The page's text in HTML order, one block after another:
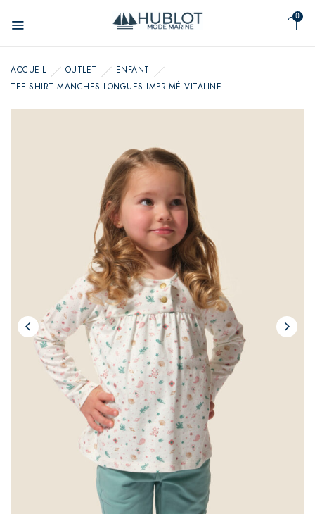
0
ACCUEIL OUTLET
ENFANT
TEE-SHIRT MANCHES LONGUES IMPRIMÉ VITALINE
Panneau de gestion des cookies